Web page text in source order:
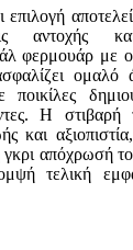
αντοχής
φερμουάρ με
ποικίλες
Η στιβαρή
και
απόχρωσή
τελική